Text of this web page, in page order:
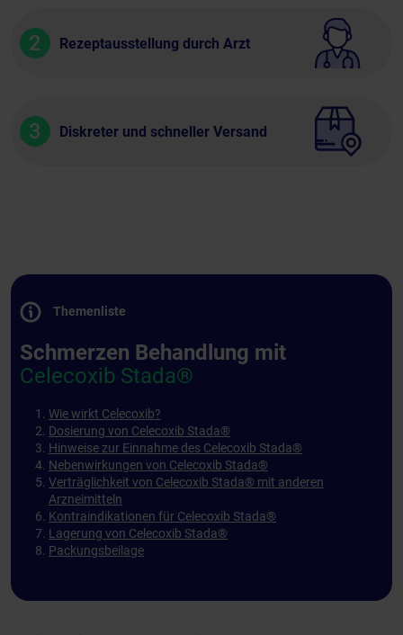
2 Rezeptausstellung durch Arzt
3 Diskreter und schneller Versand
Themenliste
Schmerzen Behandlung mit
Celecoxib Stada®
Wie wirkt Celecoxib?
Dosierung von Celecoxib Stada®
Hinweise zur Einnahme des Celecoxib Stada®
Nebenwirkungen von Celecoxib Stada®
Verträglichkeit von Celecoxib Stada® mit anderen
Arzneimitteln
Kontraindikationen für Celecoxib Stada®
Lagerung von Celecoxib Stada®
Packungsbeilage